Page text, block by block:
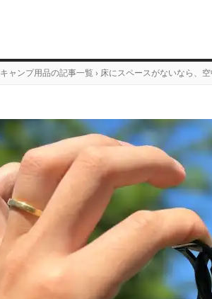
キャンプ用品の記事一覧 › 床にスペースがないなら、